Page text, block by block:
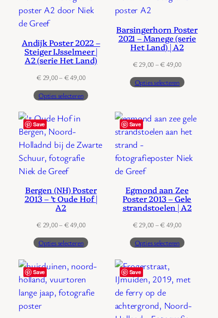
Andijk Poster 2022 –
Steiger IJsselmeer |
A2 (serie Het Land)
€ 29,00– €49,00Prijsklasse:
tot
Opties selecteren
Barsingerhorn Poster
2021 – Manege (serie
Het Land) | A2
€ 29,00–€ 49,00Prijsklasse:
tot
Opties selecteren
Save
Bergen (NH) Poster
2013 – ’t Oude Hof |
A2
€ 29,00– €49,00Prijsklasse:
tot
Opties selecteren
Save
Egmond aan Zee
Poster 2013 – Gele
strandstoelen | A2
€ 29,00–€ 49,00Prijsklasse:
tot
Opties selecteren
Save Save